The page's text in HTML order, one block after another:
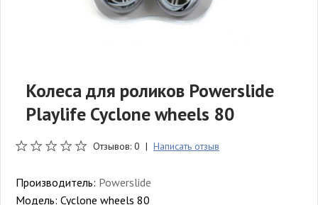
Колеса для роликов Powerslide
Playlife Cyclone wheels 80
Отзывов: 0 | Написать отзыв
Производитель: Powerslide
Модель: Cyclone wheels 80